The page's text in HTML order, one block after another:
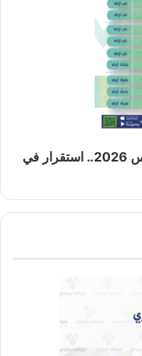
أسعار الخامات العلفية اليوم 8 أغسطس 2026.. استقرار في